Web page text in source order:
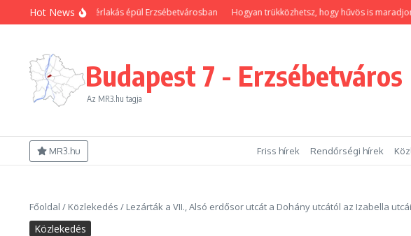
Ugrás a tartalomhoz
Hot News
önkormányzati bérlakás épül Erzsébetvárosban Hogyan trükközhetsz, hogy hűvös is maradjon, és
Budapest 7 - Erzsébetváros
Az MR3.hu tagja
MR3.hu Friss hírek Rendőrségi hírek
Főoldal / Közlekedés / Lezárták a VII., Alsó erdősor utcát a Dohány utcától az Izabella
Közlekedés